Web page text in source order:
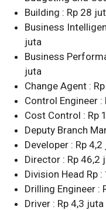
Building : Rp 28
Business
juta
Business
juta
Change Agent :
Control
Cost Control : Rp
Deputy Branch
Developer : Rp
Director : Rp
Division Head Rp
Drilling Engineer
Driver : Rp 4,3 juta